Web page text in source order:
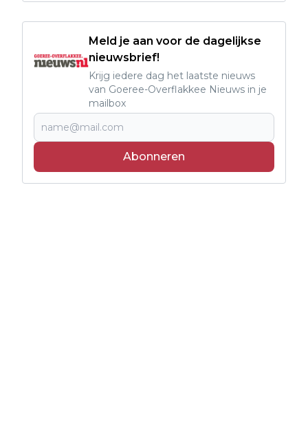
Meld je aan voor de dagelijkse
nieuwsbrief!
Krijg iedere dag het laatste nieuws
van Goeree-Overflakkee Nieuws in je
mailbox
Abonneren